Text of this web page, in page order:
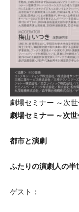
劇場セミナー ～次
劇場セミナー ～次
都市と演劇
ふたりの演劇人の半
ゲスト：